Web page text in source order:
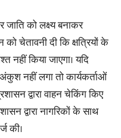
जाति को लक्ष्य बनाकर
चेतावनी दी कि क्षत्रियों के
नहीं किया जाएगा। यदि
नहीं लगा तो कार्यकर्ताओं
द्वारा वाहन चेकिंग किए
द्वारा नागरिकों के साथ
की।